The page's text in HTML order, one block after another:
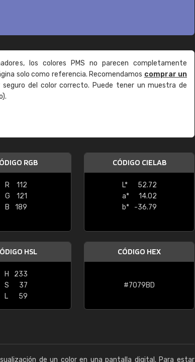
los colores PMS no parecen completamente
solo como referencia. Recomendamos comprar un
del color correcto. Puede tener un muestra de
RGB
R
112
G
121
B
189
CÓDIGO CIELAB
L*
52.72
a*
14.02
b*
-36.79
HSL
H
233
S
37
L
59
CÓDIGO HEX
#7079BD
de un color en una pantalla digital. Para estar
"Buen servicio. No obstante No es fácil
encontrar/comprar lo que se busca"